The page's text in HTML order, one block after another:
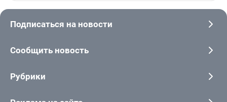
Подписаться на новости
Сообщить новость
Рубрики